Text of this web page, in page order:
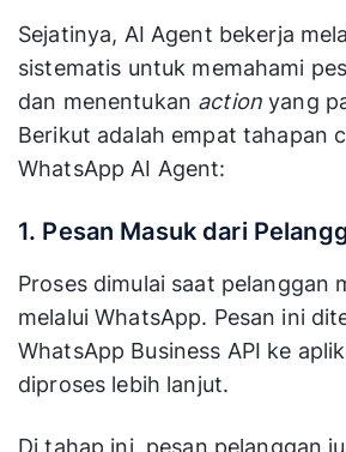
Sejatinya, AI Agent bekerja
sistematis untuk memahami
dan menentukan action yang
Berikut adalah empat tahapan
WhatsApp AI Agent:
1. Pesan Masuk dari
Proses dimulai saat pelanggan
melalui WhatsApp. Pesan ini
WhatsApp Business API ke
diproses lebih lanjut.
Di tahap ini, pesan pelanggan